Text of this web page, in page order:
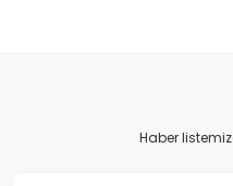
Bu ürüne benzer farklı
Haber